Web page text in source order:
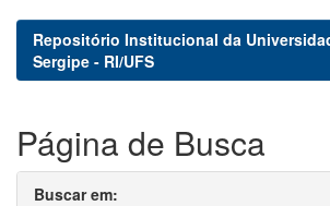
Repositório Institucional da
Sergipe - RI/UFS
Página de Busca
Buscar em: